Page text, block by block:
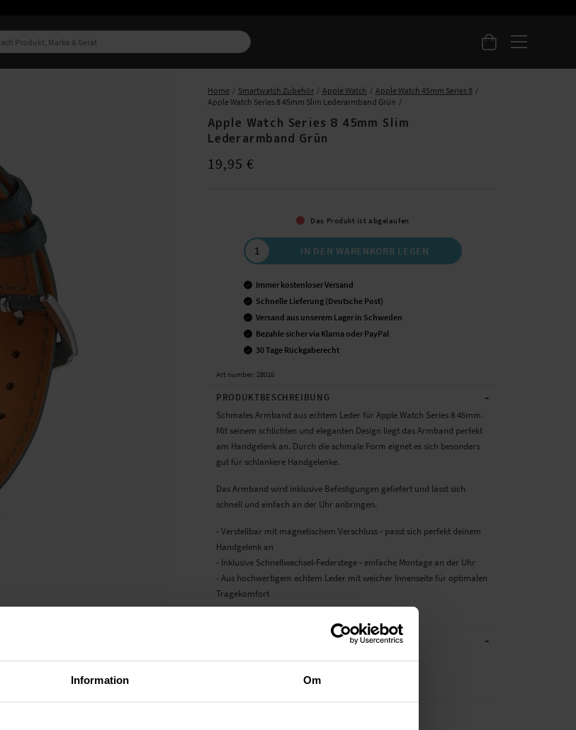
Information Om
Home Smartwatch Zubehör Apple Watch
Apple Watch 45mm Series 8
Apple Watch Series 8 45mm Slim Lederarmband Grün
Apple Watch Series 8 45mm Slim
Lederarmband Grün
Preis:19,95 €
19,95 €
Das Produkt ist abgelaufen
IN DEN WARENKORB LEGEN
Immer kostenloser Versand
Schnelle Lieferung (Deutsche Post)
Versand aus unserem Lager in Schweden
Bezahle sicher via Klarna oder PayPal
30 Tage Rückgaberecht
Art number: 28016
PRODUKTBESCHREIBUNG -
Schmales Armband aus echtem Leder für Apple Watch Series 8 45mm.
Mit seinem schlichten und eleganten Design liegt das Armband perfekt
am Handgelenk an. Durch die schmale Form eignet es sich besonders
gut für schlankere Handgelenke.
Das Armband wird inklusive Befestigungen geliefert und lässt sich
schnell und einfach an der Uhr anbringen.
- Verstellbar mit magnetischem Verschluss - passt sich perfekt deinem
Handgelenk an
- Inklusive Schnellwechsel-Federstege - einfache Montage an der Uhr
- Aus hochwertigem echtem Leder mit weicher Innenseite für optimalen
Tragekomfort
-
Farbe
Grün